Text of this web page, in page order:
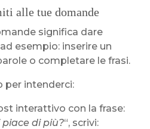
alle tue domande
significa dare
esempio: inserire un
o completare le frasi.
per intenderci:
interattivo con la frase:
di più?“, scrivi: